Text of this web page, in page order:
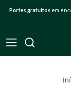
Portes gratuitos em